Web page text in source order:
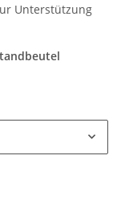
Unterstützung